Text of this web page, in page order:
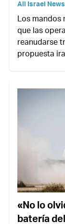
All Israel
Los mandos
que las
reanudarse
propuesta
«No lo
batería